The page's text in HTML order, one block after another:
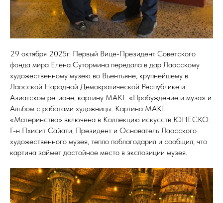
29 октября 2025г. Первый Вице-Президент Советского
фонда мира Елена Сутормина передала в дар Лаосскому
художественному музею во Вьентьяне, крупнейшему в
Лаосской Народной Демократической Республике и
Азиатском регионе, картину МАКЕ «Пробуждение и муза» и
Альбом с работами художницы. Картина МАКЕ
«Материнство» включена в Коллекцию искусств ЮНЕСКО.
Г-н Пхисит Сайати, Президент и Основатель Лаосского
художественного музея, тепло поблагодарил и сообщил, что
картина займет достойное место в экспозиции музея.